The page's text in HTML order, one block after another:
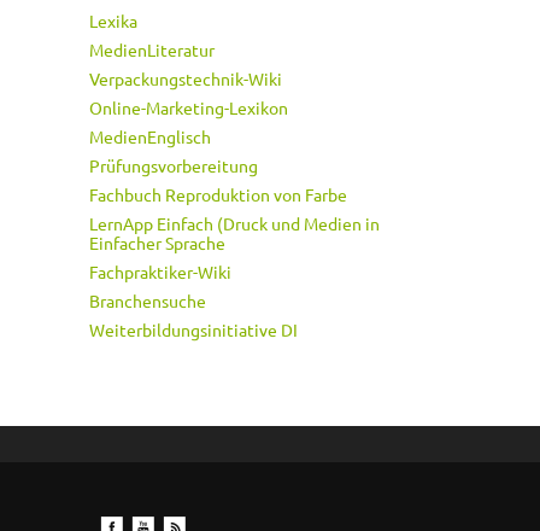
Lexika
MedienLiteratur
Verpackungstechnik-Wiki
Online-Marketing-Lexikon
MedienEnglisch
Prüfungsvorbereitung
Fachbuch Reproduktion von Farbe
LernApp Einfach (Druck und Medien in
Einfacher Sprache
Fachpraktiker-Wiki
Branchensuche
Weiterbildungsinitiative DI